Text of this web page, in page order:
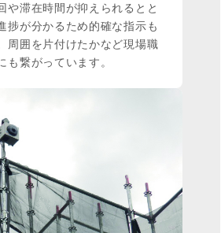
や滞在時間が抑えられるとと
捗が分かるため的確な指示も
周囲を片付けたかなど現場職
も繋がっています。